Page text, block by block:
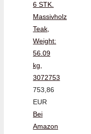
6 STK.
Massivholz
Teak,
Weight:
56.09
kg,
3072753
753,86
EUR
Bei
Amazon